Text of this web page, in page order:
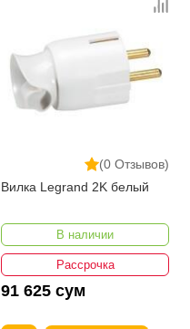
(0 Отзывов)
Вилка Legrand 2K белый
В наличии
Рассрочка
91 625 сум